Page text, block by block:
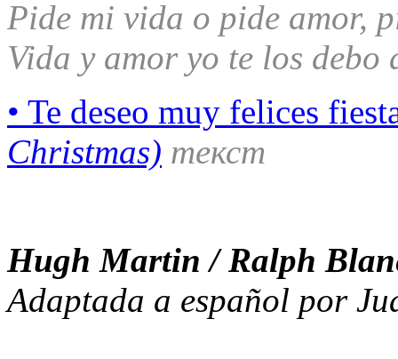
Pide mi vida o pide amor,
Vida y amor yo te los debo
• Te deseo muy felices
Christmas) текст
Hugh Martin / Ralph
Adaptada a español por